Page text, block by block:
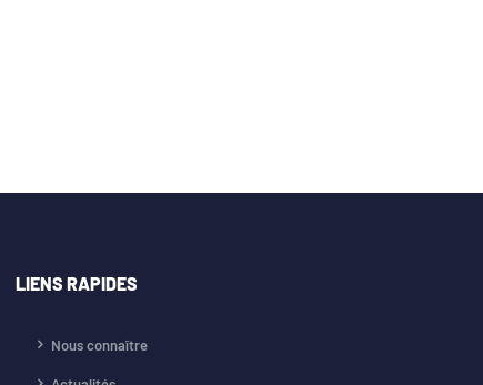
LIENS RAPIDES
Nous connaître